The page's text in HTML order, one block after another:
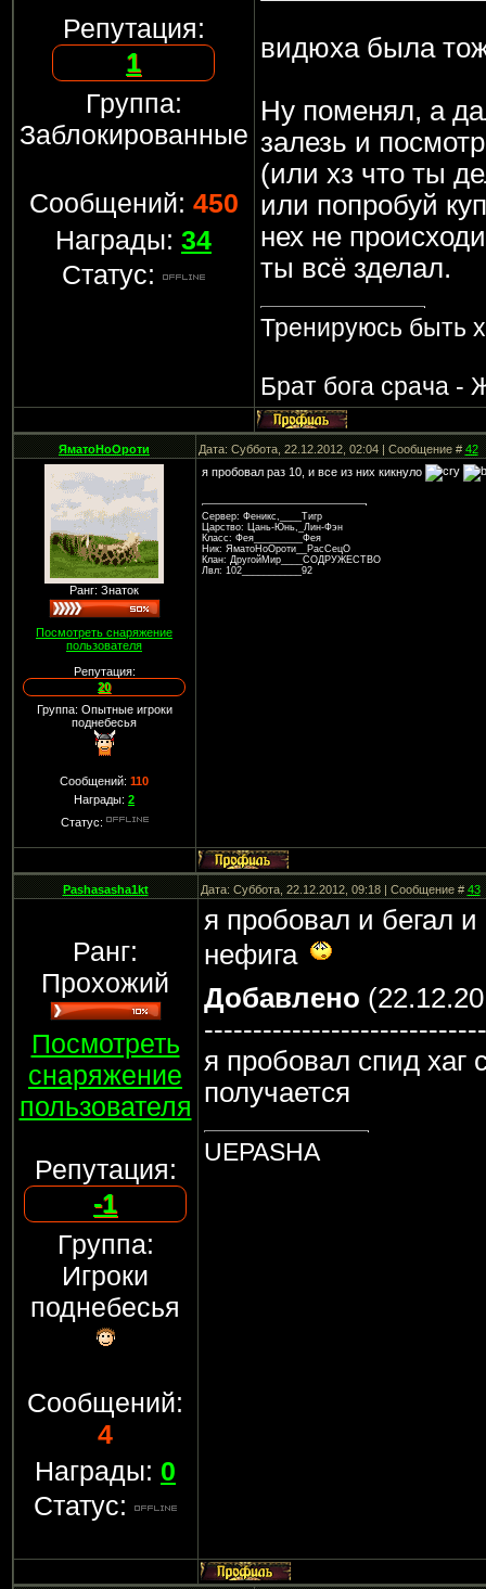
Репутация:
1
Группа:
Заблокированные
Сообщений: 450
Награды: 34
Статус:
видюха была
Ну поменял, а
залезь и
(или хз что ты
или попробуй
нех не
ты всё зделал.
Тренируюсь быть
Брат бога срача -
ЯматоНоОроти Дата: Суббота, 22.12.2012, 02:04 | Сообщение #42
Ранг: Знаток
Посмотреть снаряжение
пользователя
Репутация:
20
Группа: Опытные игроки
поднебесья
Сообщений: 110
Награды: 2
Статус:
я пробовал раз 10, и все из них кикнуло
Сервер: Феникс,____Тигр
Царство: Цань-Юнь,_Лин-Фэн
Класс: Фея_________Фея
Ник: ЯматоНоОроти__РасСецО
Клан: ДругойМир____СОДРУЖЕСТВО
Лвл: 102___________92
Pashasasha1kt Дата: Суббота, 22.12.2012, 09:18 | Сообщение #43
Ранг:
Прохожий
Посмотреть
снаряжение
пользователя
Репутация:
-1
Группа:
Игроки
поднебесья
Сообщений:
4
Награды: 0
Статус:
я пробовал и бегал
нефига
Добавлено
я пробовал спид хаг
получается
UEPASHA